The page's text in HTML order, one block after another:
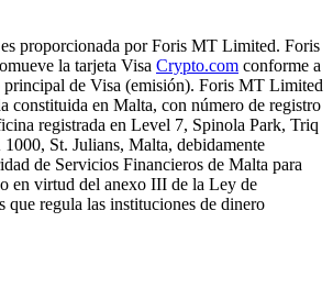
proporcionada por Foris MT Limited. Foris
la tarjeta Visa Crypto.com conforme a
principal de Visa (emisión). Foris MT Limited
constituida en Malta, con número de registro
registrada en Level 7, Spinola Park, Triq
St. Julians, Malta, debidamente
de Servicios Financieros de Malta para
en virtud del anexo III de la Ley de
que regula las instituciones de dinero